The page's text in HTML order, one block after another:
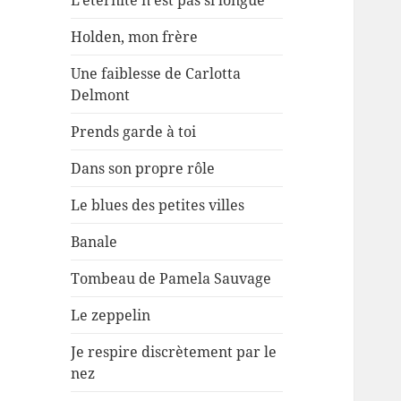
Holden, mon frère
Une faiblesse de Carlotta
Delmont
Prends garde à toi
Dans son propre rôle
Le blues des petites villes
Banale
Tombeau de Pamela Sauvage
Le zeppelin
Je respire discrètement par le
nez